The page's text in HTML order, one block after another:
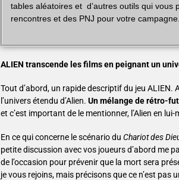
tables aléatoires et d’autres outils qui vous
rencontres et des PNJ pour votre campagne.
ALIEN transcende les films en peignant un
Tout d’abord, un rapide descriptif du jeu
l’univers étendu d’Alien.Un mélange de rétro-
et c’est important de le mentionner, l’Alien en
En ce qui concerne le scénario duChariot des
petite discussion avec vos joueurs d’abord me
de l’occasion pour prévenir que la mort sera
je vous rejoins, mais précisons que ce n’est pas